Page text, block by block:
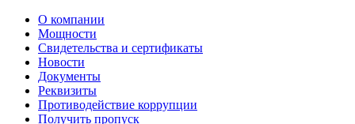
О компании
Мощности
Свидетельства и сертификаты
Новости
Документы
Реквизиты
Противодействие коррупции
Получить пропуск